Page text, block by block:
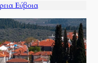
Εύβοια